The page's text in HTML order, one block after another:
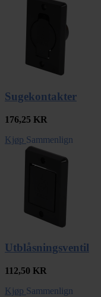
Sugekontakter
176,25 KR
Kjøp Sammenlign
Utblåsningsventil
112,50 KR
Kjøp Sammenlign